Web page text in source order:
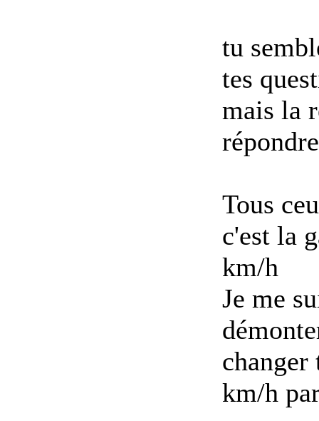
tu
tes
mais la
Tous
c'est la
km/h
Je me
km/h